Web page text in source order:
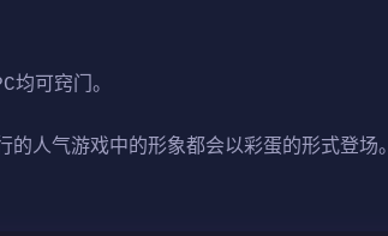
均可窍门。
人气游戏中的形象都会以彩蛋的形式登场。